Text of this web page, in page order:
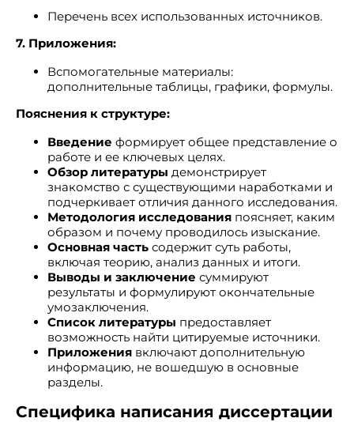
Перечень всех использованных источников.
7. Приложения:
Вспомогательные материалы:
дополнительные таблицы, графики, формулы.
Пояснения к структуре:
Введение формирует общее представление о
работе и ее ключевых целях.
Обзор литературы демонстрирует
знакомство с существующими наработками и
подчеркивает отличия данного исследования.
Методология исследования поясняет, каким
образом и почему проводилось изыскание.
Основная часть содержит суть работы,
включая теорию, анализ данных и итоги.
Выводы и заключение суммируют
результаты и формулируют окончательные
умозаключения.
Список литературы предоставляет
возможность найти цитируемые источники.
Приложения включают дополнительную
информацию, не вошедшую в основные
разделы.
Специфика написания диссертации